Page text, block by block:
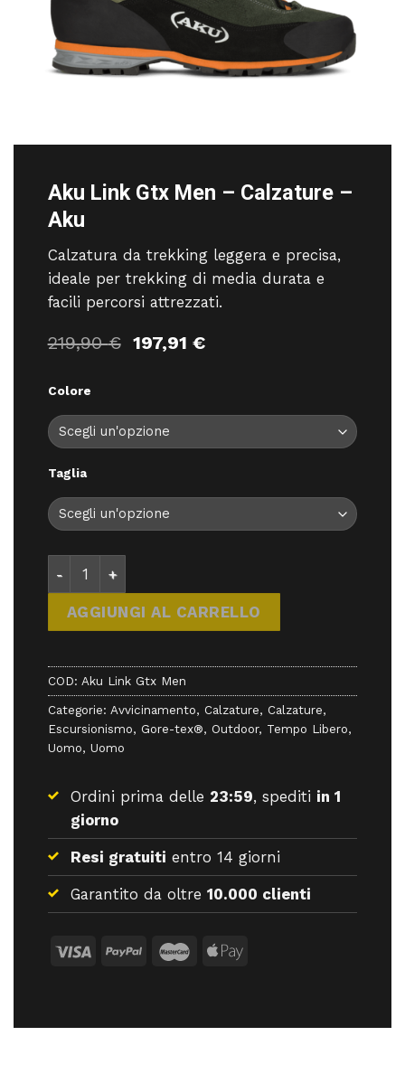
Aku Link Gtx Men – Calzature –
Aku
Calzatura da trekking leggera e precisa,
ideale per trekking di media durata e
facili percorsi attrezzati.
219,90€ Il
219,90 €.
197,91 €Il
197,91 €.
Colore
Taglia
Aku Link Gtx Men - Calzature - Aku quantità
AGGIUNGI AL CARRELLO
COD: Aku Link Gtx Men
Categorie: Avvicinamento, Calzature, Calzature,
Escursionismo, Gore-tex®, Outdoor, Tempo Libero,
Uomo, Uomo
Ordini prima delle 23:59, spediti in 1
giorno
Resi gratuiti entro 14 giorni
Garantito da oltre 10.000 clienti